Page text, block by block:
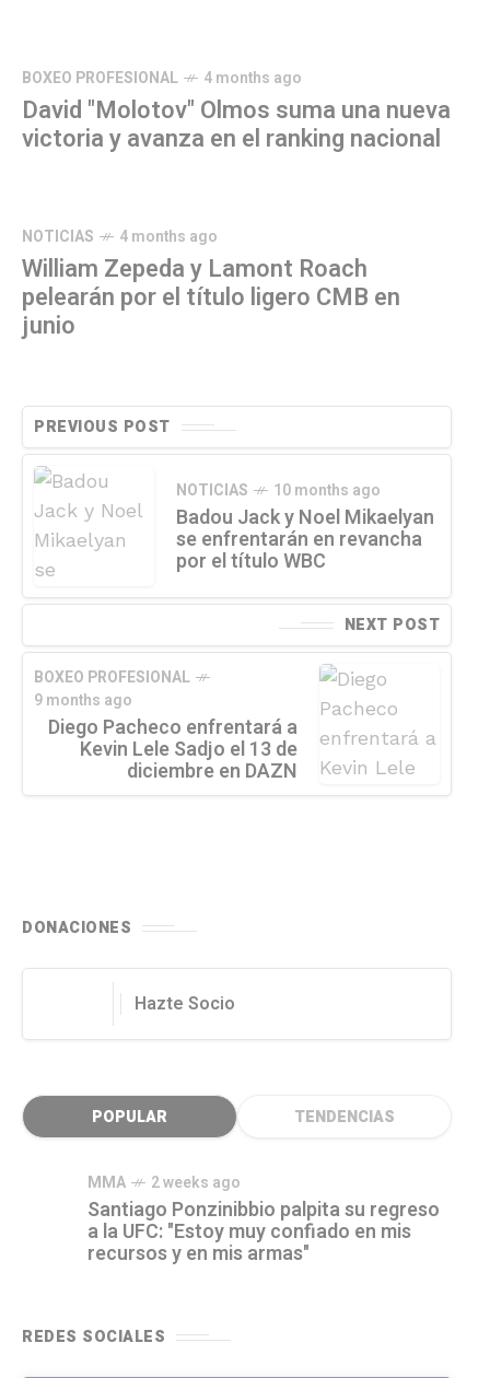
BOXEO PROFESIONAL 4 months ago
David "Molotov" Olmos suma una nueva
victoria y avanza en el ranking nacional
NOTICIAS 4 months ago
William Zepeda y Lamont Roach
pelearán por el título ligero CMB en
junio
PREVIOUS POST
NOTICIAS 10 months ago
Badou Jack y Noel Mikaelyan
se enfrentarán en revancha
por el título WBC
NEXT POST
BOXEO PROFESIONAL
9 months ago
Diego Pacheco enfrentará a
Kevin Lele Sadjo el 13 de
diciembre en DAZN
DONACIONES
Hazte Socio
POPULAR TENDENCIAS
MMA 2 weeks ago
Santiago Ponzinibbio palpita su regreso
a la UFC: "Estoy muy confiado en mis
recursos y en mis armas"
REDES SOCIALES